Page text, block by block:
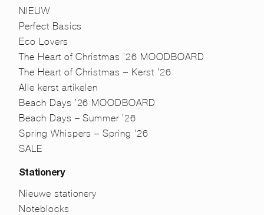
NIEUW
Perfect Basics
Eco Lovers
The Heart of Christmas ’26 MOODBOARD
The Heart of Christmas – Kerst ’26
Alle kerst artikelen
Beach Days ’26 MOODBOARD
Beach Days – Summer ’26
Spring Whispers – Spring ’26
SALE
Stationery
Nieuwe stationery
Noteblocks